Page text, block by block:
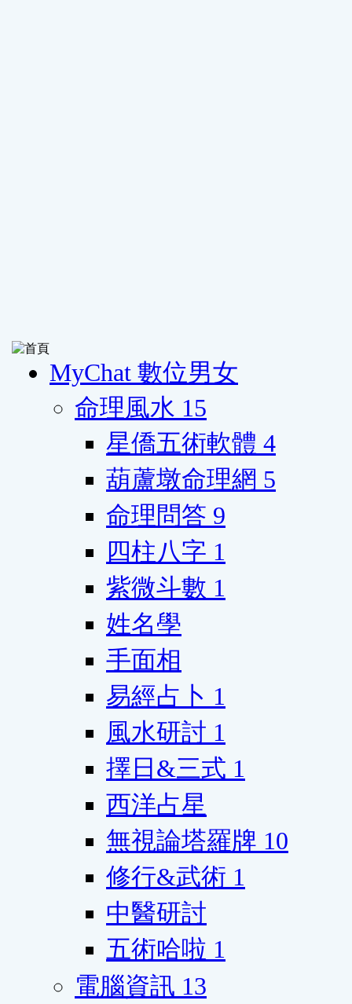
MyChat 數位男女
命理風水 15
星僑五術軟體 4
葫蘆墩命理網 5
命理問答 9
四柱八字 1
紫微斗數 1
姓名學
手面相
易經占卜 1
風水研討 1
擇日&三式 1
西洋占星
無視論塔羅牌 10
修行&武術 1
中醫研討
五術哈啦 1
電腦資訊 13